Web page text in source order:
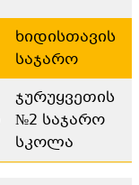
ხიდისთავის
საჯარო
ჯურუყვეთის
№2 საჯარო
სკოლა